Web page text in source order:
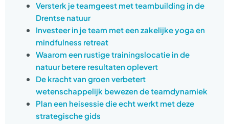
Versterk je teamgeest met teambuilding in de
Drentse natuur
Investeer in je team met een zakelijke yoga en
mindfulness retreat
Waarom een rustige trainingslocatie in de
natuur betere resultaten oplevert
De kracht van groen verbetert
wetenschappelijk bewezen de teamdynamiek
Plan een heisessie die echt werkt met deze
strategische gids